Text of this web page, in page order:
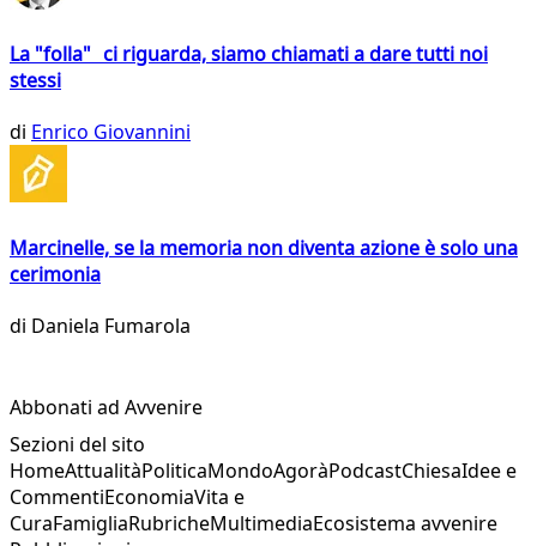
La "folla" ci riguarda, siamo chiamati a dare tutti noi
stessi
di Enrico Giovannini
Marcinelle, se la memoria non diventa azione è solo una
cerimonia
di Daniela Fumarola
Abbonati ad Avvenire
Sezioni del sito
HomeAttualitàPoliticaMondoAgoràPodcastChiesaIdee e
CommentiEconomiaVita e
CuraFamigliaRubricheMultimediaEcosistema avvenire